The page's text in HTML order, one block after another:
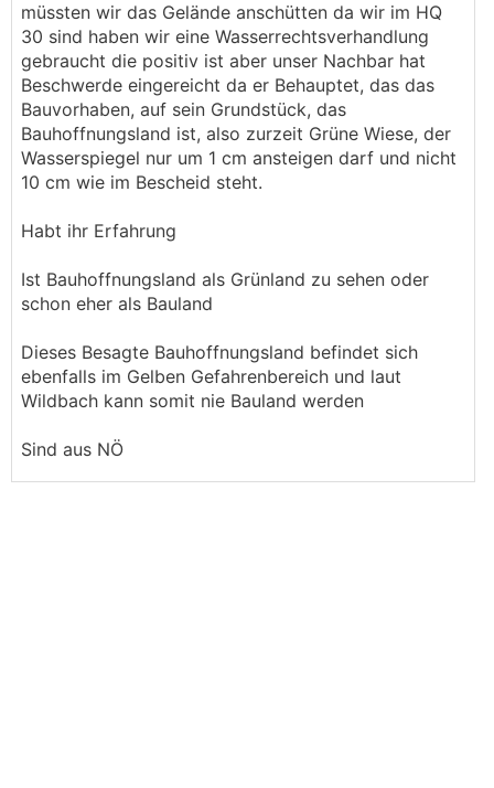
müssten wir das Gelände anschütten da wir im HQ
30 sind haben wir eine Wasserrechtsverhandlung
gebraucht die positiv ist aber unser Nachbar hat
Beschwerde eingereicht da er Behauptet, das das
Bauvorhaben, auf sein Grundstück, das
Bauhoffnungsland ist, also zurzeit Grüne Wiese, der
Wasserspiegel nur um 1 cm ansteigen darf und nicht
10 cm wie im Bescheid steht.
Habt ihr Erfahrung
Ist Bauhoffnungsland als Grünland zu sehen oder
schon eher als Bauland
Dieses Besagte Bauhoffnungsland befindet sich
ebenfalls im Gelben Gefahrenbereich und laut
Wildbach kann somit nie Bauland werden
Sind aus NÖ